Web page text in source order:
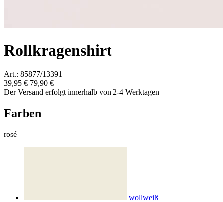
Rollkragenshirt
Art.: 85877/13391
39,95 € 79,90 €
Der Versand erfolgt innerhalb von 2-4 Werktagen
Farben
rosé
wollweiß